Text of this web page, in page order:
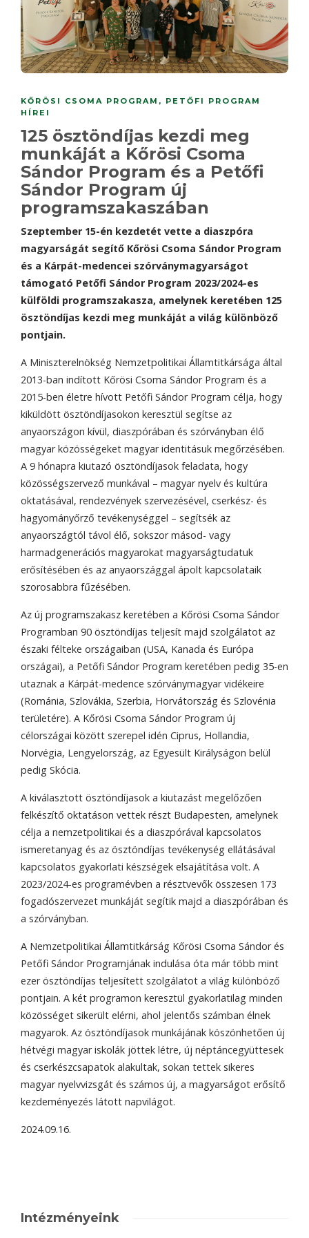
KŐRÖSI CSOMA PROGRAM , PETŐFI PROGRAM
HÍREI
125 ösztöndíjas kezdi meg
munkáját a Kőrösi Csoma
Sándor Program és a Petőfi
Sándor Program új
programszakaszában
Szeptember 15-én kezdetét vette a diaszpóra
magyarságát segítő Kőrösi Csoma Sándor Program
és a Kárpát-medencei szórványmagyarságot
támogató Petőfi Sándor Program 2023/2024-es
külföldi programszakasza, amelynek keretében 125
ösztöndíjas kezdi meg munkáját a világ különböző
pontjain.
A Miniszterelnökség Nemzetpolitikai Államtitkársága által
2013-ban indított Kőrösi Csoma Sándor Program és a
2015-ben életre hívott Petőfi Sándor Program célja, hogy
kiküldött ösztöndíjasokon keresztül segítse az
anyaországon kívül, diaszpórában és szórványban élő
magyar közösségeket magyar identitásuk megőrzésében.
A 9 hónapra kiutazó ösztöndíjasok feladata, hogy
közösségszervező munkával – magyar nyelv és kultúra
oktatásával, rendezvények szervezésével, cserkész- és
hagyományőrző tevékenységgel – segítsék az
anyaországtól távol élő, sokszor másod- vagy
harmadgenerációs magyarokat magyarságtudatuk
erősítésében és az anyaországgal ápolt kapcsolataik
szorosabbra fűzésében.
Az új programszakasz keretében a Kőrösi Csoma Sándor
Programban 90 ösztöndíjas teljesít majd szolgálatot az
északi félteke országaiban (USA, Kanada és Európa
országai), a Petőfi Sándor Program keretében pedig 35-en
utaznak a Kárpát-medence szórványmagyar vidékeire
(Románia, Szlovákia, Szerbia, Horvátország és Szlovénia
területére). A Kőrösi Csoma Sándor Program új
célországai között szerepel idén Ciprus, Hollandia,
Norvégia, Lengyelország, az Egyesült Királyságon belül
pedig Skócia.
A kiválasztott ösztöndíjasok a kiutazást megelőzően
felkészítő oktatáson vettek részt Budapesten, amelynek
célja a nemzetpolitikai és a diaszpórával kapcsolatos
ismeretanyag és az ösztöndíjas tevékenység ellátásával
kapcsolatos gyakorlati készségek elsajátítása volt. A
2023/2024-es programévben a résztvevők összesen 173
fogadószervezet munkáját segítik majd a diaszpórában és
a szórványban.
A Nemzetpolitikai Államtitkárság Kőrösi Csoma Sándor és
Petőfi Sándor Programjának indulása óta már több mint
ezer ösztöndíjas teljesített szolgálatot a világ különböző
pontjain. A két programon keresztül gyakorlatilag minden
közösséget sikerült elérni, ahol jelentős számban élnek
magyarok. Az ösztöndíjasok munkájának köszönhetően új
hétvégi magyar iskolák jöttek létre, új néptáncegyüttesek
és cserkészcsapatok alakultak, sokan tettek sikeres
magyar nyelvvizsgát és számos új, a magyarságot erősítő
kezdeményezés látott napvilágot.
2024.09.16.
Intézményeink